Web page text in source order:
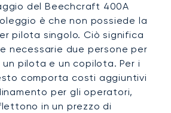
del Beechcraft 400A
è che non possiede la
pilota singolo. Ciò significa
necessarie due persone per
pilota e un copilota. Per i
comporta costi aggiuntivi
per gli operatori,
in un prezzo di